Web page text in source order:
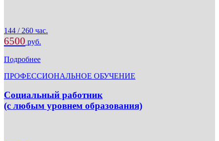
144 / 260 час.
6500 руб.
Подробнее
ПРОФЕССИОНАЛЬНОЕ ОБУЧЕНИЕ
Социальный работник
(с любым уровнем образования)